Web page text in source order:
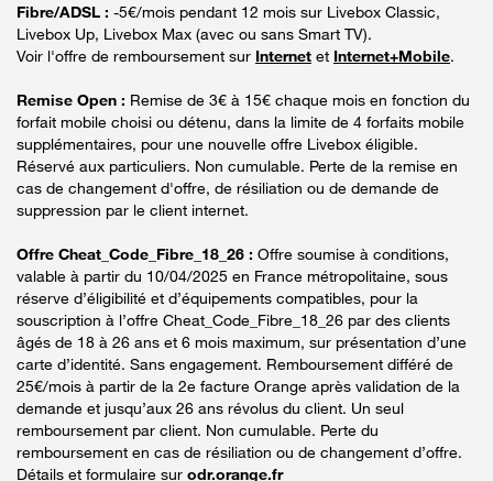
Fibre/ADSL : -5€/mois pendant 12 mois sur Livebox Classic,
Livebox Up, Livebox Max (avec ou sans Smart TV).
Voir l'offre de remboursement sur Internet et Internet+Mobile.
Remise Open : Remise de 3€ à 15€ chaque mois en fonction du
forfait mobile choisi ou détenu, dans la limite de 4 forfaits mobile
supplémentaires, pour une nouvelle offre Livebox éligible.
Réservé aux particuliers. Non cumulable. Perte de la remise en
cas de changement d'offre, de résiliation ou de demande de
suppression par le client internet.
Offre Cheat_Code_Fibre_18_26 : Offre soumise à conditions,
valable à partir du 10/04/2025 en France métropolitaine, sous
réserve d’éligibilité et d’équipements compatibles, pour la
souscription à l’offre Cheat_Code_Fibre_18_26 par des clients
âgés de 18 à 26 ans et 6 mois maximum, sur présentation d’une
carte d’identité. Sans engagement. Remboursement différé de
25€/mois à partir de la 2e facture Orange après validation de la
demande et jusqu’aux 26 ans révolus du client. Un seul
remboursement par client. Non cumulable. Perte du
remboursement en cas de résiliation ou de changement d’offre.
Détails et formulaire sur odr.orange.fr